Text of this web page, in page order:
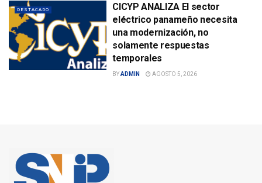
DESTACADO
CICYP ANALIZA El sector
eléctrico panameño necesita
una modernización, no
solamente respuestas
temporales
BYADMIN AGOSTO 5, 2026